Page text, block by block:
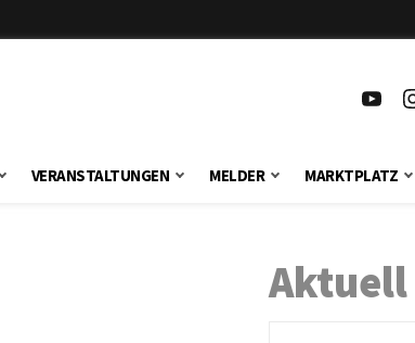
VERANSTALTUNGEN MELDER MARKTPLATZ
Aktuell